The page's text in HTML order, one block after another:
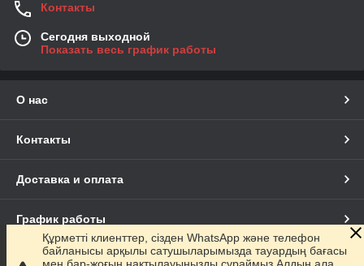
Контакты
Сегодня выходной
Показать весь график работы
О нас
Контакты
Доставка и оплата
График работы
Полная версия сайта
Құрметті клиенттер, сізден WhatsApp және телефон
байланысы арқылы сатушыларымызда тауардың бағасы